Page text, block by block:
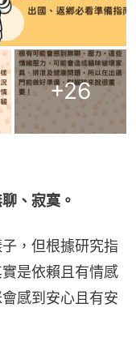
+26
、寂寞。
，但根據研究指
是依賴且有情感
感到安心且有安